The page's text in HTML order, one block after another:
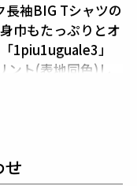
袖BIG Tシャツの
巾もたっぷりとオ
「1piu1uguale3」
ト(表地同色)し